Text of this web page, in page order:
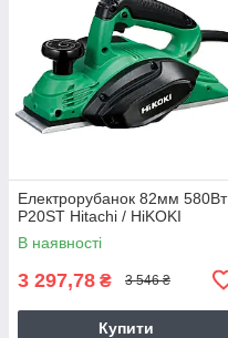
Електрорубанок 82мм 580Вт
P20ST Hitachi / HiKOKI
В наявності
3 297,78 ₴ 3 546 ₴
Купити